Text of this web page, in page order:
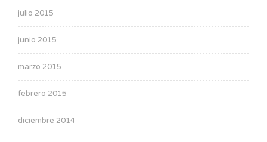
julio 2015
junio 2015
marzo 2015
febrero 2015
diciembre 2014